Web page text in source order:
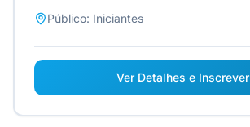
Público: Iniciantes
Ver Detalhes e Inscrever